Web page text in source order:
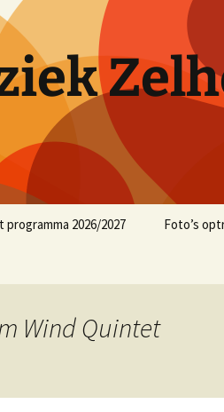
programma 2026/2027 Foto’s
Wind Quintet